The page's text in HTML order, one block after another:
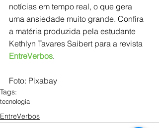
notícias em tempo real, o que gera
uma ansiedade muito grande. Confira
a matéria produzida pela estudante
Kethlyn Tavares Saibert para a revista
EntreVerbos.
Foto: Pixabay
Tags:
tecnologia
EntreVerbos